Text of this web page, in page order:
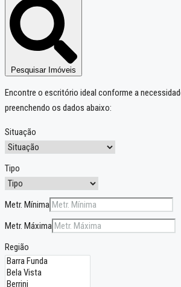
Pesquisar Imóveis
Encontre o escritório ideal conforme a
preenchendo os dados abaixo:
Situação
Tipo
Metr. Mínima
Metr. Máxima
Região